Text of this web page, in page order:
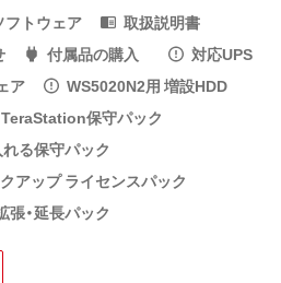
フトウェア
取扱説明書
付属品の購入
対応UPS
ア
WS5020N2用 増設HDD
TeraStation保守パック
る保守パック
アップ ライセンスパック
・延長パック